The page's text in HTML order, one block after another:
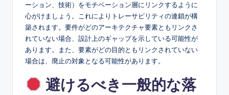
ーション、技術）をモチベーション層にリンクするように
心がけましょう。これによりトレーサビリティの連鎖が構
築されます。要件がどのアーキテクチャ要素ともリンクさ
れていない場合、設計上のギャップを示している可能性が
あります。また、要素がどの目的ともリンクされていない
場合は、廃止の対象となる可能性があります。
避けるべき一般的な落